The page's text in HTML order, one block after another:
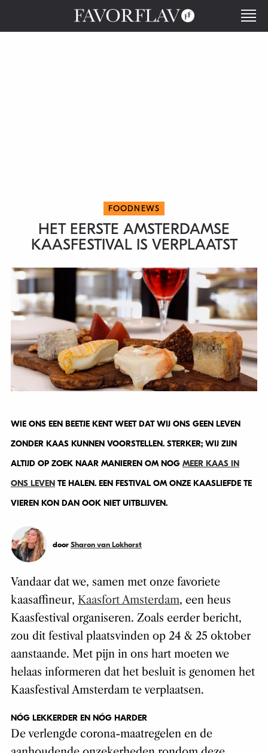
FOODNEWS
HET EERSTE AMSTERDAMSE
KAASFESTIVAL IS VERPLAATST
WIE ONS EEN BEETJE KENT WEET DAT WIJ ONS GEEN LEVEN
ZONDER KAAS KUNNEN VOORSTELLEN. STERKER; WIJ ZIJN
ALTIJD OP ZOEK NAAR MANIEREN OM NOG MEER KAAS IN
ONS LEVENTE HALEN. EEN FESTIVAL OM ONZE KAASLIEFDE TE
VIEREN KON DAN OOK NIET UITBLIJVEN.
door Sharon van Lokhorst
Vandaar dat we, samen met onze favoriete
kaasaffineur, Kaasfort Amsterdam, een heus
Kaasfestival organiseren. Zoals eerder bericht,
zou dit festival plaatsvinden op 24 & 25 oktober
aanstaande. Met pijn in ons hart moeten we
helaas informeren dat het besluit is genomen het
Kaasfestival Amsterdam te verplaatsen.
NÓG LEKKERDER EN NÓG HARDER
De verlengde corona-maatregelen en de